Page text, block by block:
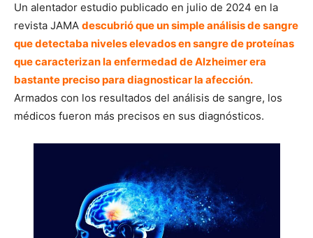
Un alentador estudio publicado en julio de 2024 en la
revista JAMA descubrió que un simple análisis de sangre
que detectaba niveles elevados en sangre de proteínas
que caracterizan la enfermedad de Alzheimer era
bastante preciso para diagnosticar la afección.
Armados con los resultados del análisis de sangre, los
médicos fueron más precisos en sus diagnósticos.